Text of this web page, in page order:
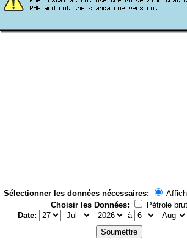
Sélectionner les données nécessaires:
Choisir les Données:
Pétrole brut
Date:
à